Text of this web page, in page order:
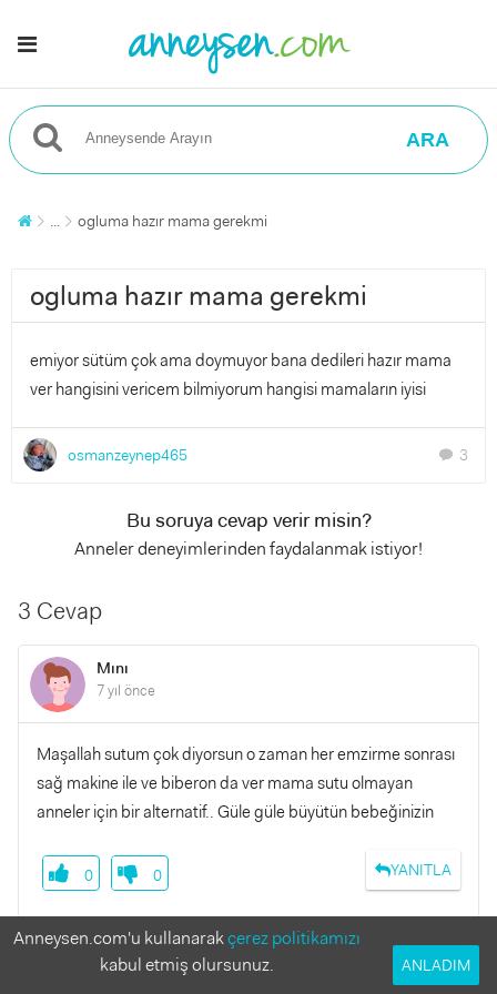
ARA
... ogluma hazır mama gerekmi
ogluma hazır mama gerekmi
emiyor sütüm çok ama doymuyor bana dedileri hazır mama
ver hangisini vericem bilmiyorum hangisi mamaların iyisi
osmanzeynep465 chat 3
Bu soruya cevap verir misin?
Anneler deneyimlerinden faydalanmak istiyor!
3 Cevap
Mını
7 yıl önce
Maşallah sutum çok diyorsun o zaman her emzirme sonrası
sağ makine ile ve biberon da ver mama sutu olmayan
anneler için bir alternatif.. Güle güle büyütün bebeğinizin
YANITLA
0 0
osmanzeynep465
Anneysen.com'u kullanarakçerez politikamızı
kabul etmiş olursunuz.
ANLADIM